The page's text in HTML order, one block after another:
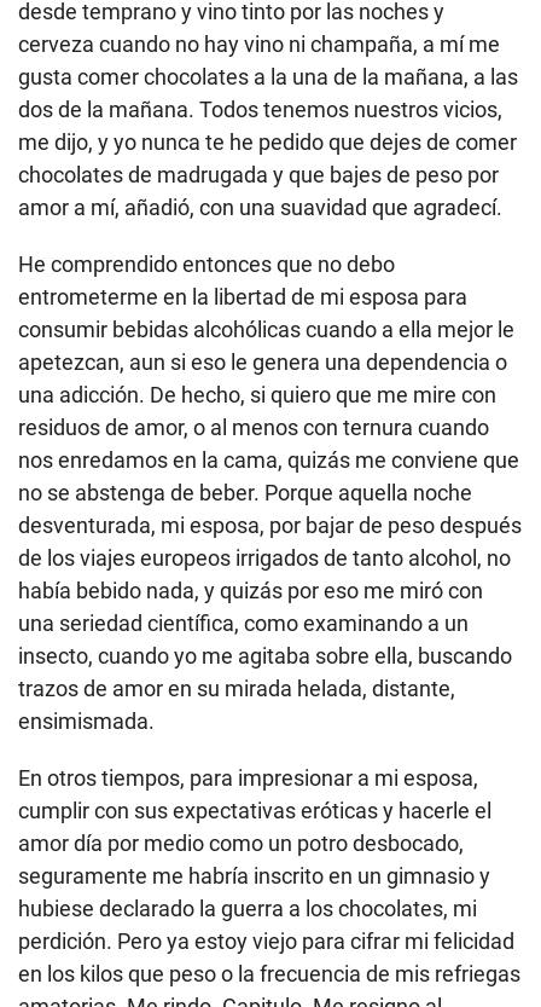
desde temprano y vino tinto por las noches y
cerveza cuando no hay vino ni champaña, a mí me
gusta comer chocolates a la una de la mañana, a las
dos de la mañana. Todos tenemos nuestros vicios,
me dijo, y yo nunca te he pedido que dejes de comer
chocolates de madrugada y que bajes de peso por
amor a mí, añadió, con una suavidad que agradecí.
He comprendido entonces que no debo
entrometerme en la libertad de mi esposa para
consumir bebidas alcohólicas cuando a ella mejor le
apetezcan, aun si eso le genera una dependencia o
una adicción. De hecho, si quiero que me mire con
residuos de amor, o al menos con ternura cuando
nos enredamos en la cama, quizás me conviene que
no se abstenga de beber. Porque aquella noche
desventurada, mi esposa, por bajar de peso después
de los viajes europeos irrigados de tanto alcohol, no
había bebido nada, y quizás por eso me miró con
una seriedad científica, como examinando a un
insecto, cuando yo me agitaba sobre ella, buscando
trazos de amor en su mirada helada, distante,
ensimismada.
En otros tiempos, para impresionar a mi esposa,
cumplir con sus expectativas eróticas y hacerle el
amor día por medio como un potro desbocado,
seguramente me habría inscrito en un gimnasio y
hubiese declarado la guerra a los chocolates, mi
perdición. Pero ya estoy viejo para cifrar mi felicidad
en los kilos que peso o la frecuencia de mis refriegas